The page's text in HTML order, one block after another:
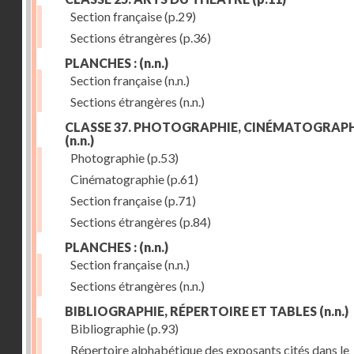
Section française(p.29)
Sections étrangères (p.36)
PLANCHES : (n.n.)
Section française(n.n.)
Sections étrangères (n.n.)
CLASSE 37. PHOTOGRAPHIE,
(n.n.)
Photographie(p.53)
Cinématographie(p.61)
Section française(p.71)
Sections étrangères (p.84)
PLANCHES : (n.n.)
Section française(n.n.)
Sections étrangères (n.n.)
BIBLIOGRAPHIE, RÉPERTOIRE ET TABLES (n.n.)
Bibliographie(p.93)
Répertoire alphabétique des exposants cités dans le